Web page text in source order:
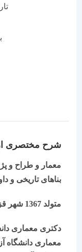
تاریخ
شرح مختصری از
معمار و طراح و
بناهای تاریخی و داور
دکتری معماری
معماری دانشگاه آزاد